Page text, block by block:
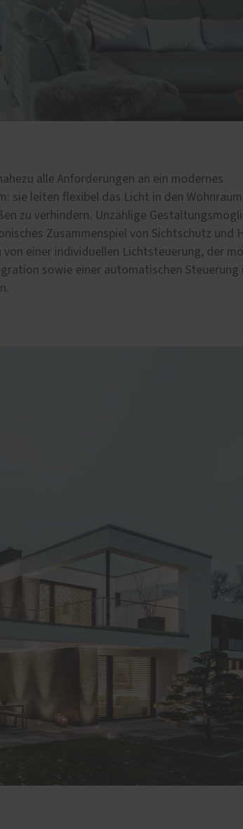
alle Anforderungen an ein modernes
sie leiten flexibel das Licht in den
zu verhindern. Unzählige
Zusammenspiel von Sichtschutz und
von einer individuellen Lichtsteuerung, der
sowie einer automatischen Steuerung